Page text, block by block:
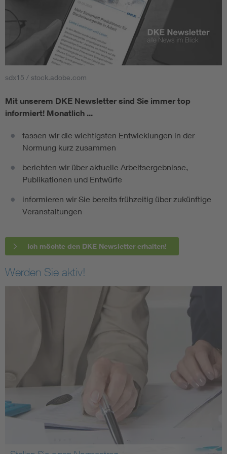
sdx15 / stock.adobe.com
Mit unserem DKE Newsletter sind Sie immer top
informiert! Monatlich ...
fassen wir die wichtigsten Entwicklungen in der
Normung kurz zusammen
berichten wir über aktuelle Arbeitsergebnisse,
Publikationen und Entwürfe
informieren wir Sie bereits frühzeitig über zukünftige
Veranstaltungen
Ich möchte den DKE Newsletter erhalten!
Werden Sie aktiv!